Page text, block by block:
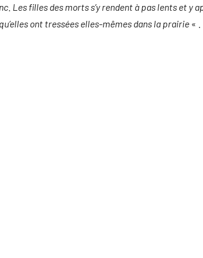
Les filles des morts s’y rendent à pas lents et y
ont tressées elles-mêmes dans la prairie « .